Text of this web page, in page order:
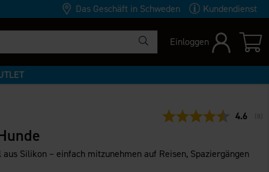
Das Geschäft in Schweden Kundendienst
Einloggen
4.6 ( 8
Silikon – einfach mitzunehmen auf Reisen, Spaziergängen